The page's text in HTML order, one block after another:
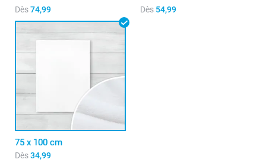
Dès74,99 Dès54,99
75 x 100 cm
Dès34,99